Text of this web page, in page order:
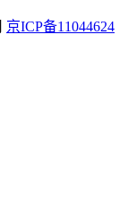
京ICP备11044624